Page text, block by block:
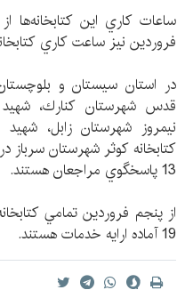
فروردين نيز ساعت كاري
در استان سيستان و
قدس شهرستان كنارك، شهيد
نيمروز شهرستان زابل،
13 پاسخگوي مراجعان هستند.
از پنجم فروردين تمامي
19 آماده ارايه خدمات هستند.